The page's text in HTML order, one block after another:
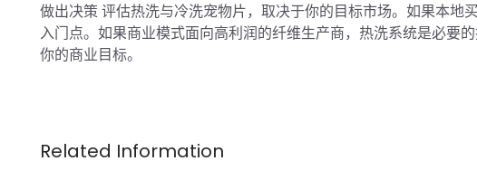
做出决策 评估热洗与冷洗宠物片，取决于你的目标市场。如果本
入门点。如果商业模式面向高利润的纤维生产商，热洗系统是必要
你的商业目标。